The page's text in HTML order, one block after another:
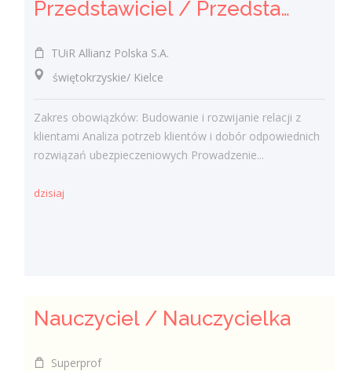
Przedstawiciel / Przedstawicielka ds. sprzedaży ubezpieczeń majątkowych
TUiR Allianz Polska S.A.
świętokrzyskie/ Kielce
Zakres obowiązków: Budowanie i rozwijanie relacji z
klientami Analiza potrzeb klientów i dobór odpowiednich
rozwiązań ubezpieczeniowych Prowadzenie...
dzisiaj
Nauczyciel / Nauczycielka
Superprof